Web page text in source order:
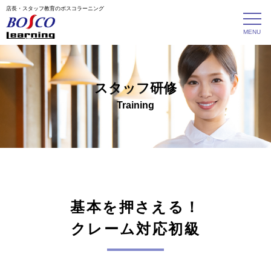
店長・スタッフ教育のボスコラーニング
スタッフ研修
Training
基本を押さえる！
クレーム対応初級